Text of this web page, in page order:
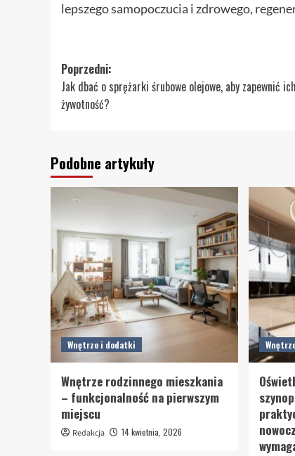
lepszego samopoczucia i zdrowego,
Zobacz
wpisy
Poprzedni:
Jak dbać o sprężarki śrubowe olejowe, aby zapewnić
żywotność?
Podobne artykuły
Wnętrze i dodatki
Wnętrze rodzinnego mieszkania
– funkcjonalność na pierwszym
miejscu
Redakcja 14 kwietnia, 2026